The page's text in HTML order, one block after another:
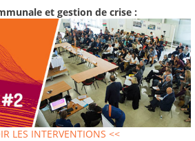
et gestion de crise :
LES INTERVENTIONS <<